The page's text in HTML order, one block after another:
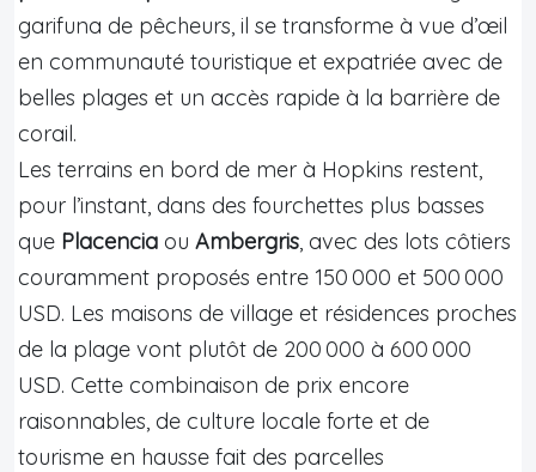
garifuna de pêcheurs, il se transforme à vue d’œil
en communauté touristique et expatriée avec de
belles plages et un accès rapide à la barrière de
corail.
Les terrains en bord de mer à Hopkins restent,
pour l’instant, dans des fourchettes plus basses
que Placencia ou Ambergris, avec des lots côtiers
couramment proposés entre 150 000 et 500 000
USD. Les maisons de village et résidences proches
de la plage vont plutôt de 200 000 à 600 000
USD. Cette combinaison de prix encore
raisonnables, de culture locale forte et de
tourisme en hausse fait des parcelles